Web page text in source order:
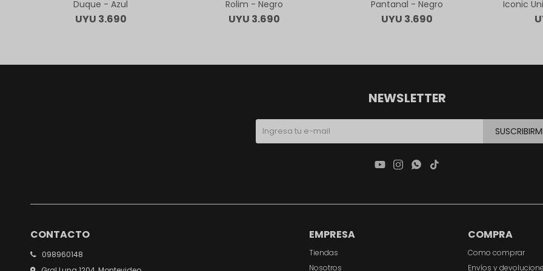
Duque - Azul
UYU 3.690
Rolim - Negro
UYU 3.690
Pantanal - Negro
UYU 3.690
Iconic
CONTACTO
098960148
EMPRESA
Tiendas
Nosotros
COMPRA
Como comprar
Envíos y
NEWSLETTER
   